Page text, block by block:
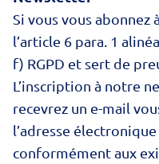
Si vous vous
l’article 6 para. 1
f) RGPD et sert de
L’inscription à notre
recevrez un e-mail
l’adresse
conformément aux